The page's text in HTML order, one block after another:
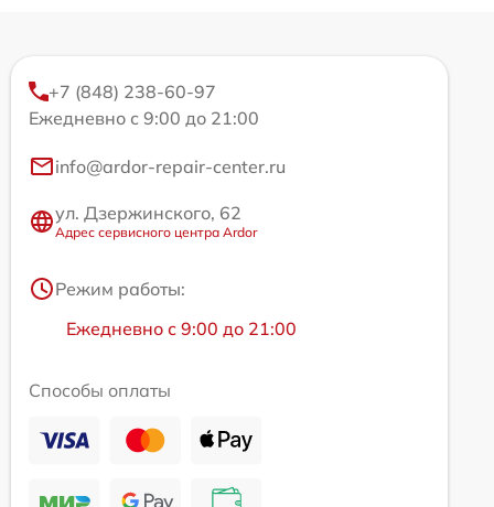
+7 (848) 238-60-97
Ежедневно с 9:00 до 21:00
info@ardor-repair-center.ru
ул. Дзержинского, 62
Адрес сервисного центра Ardor
Режим работы:
Ежедневно с 9:00 до 21:00
Способы оплаты